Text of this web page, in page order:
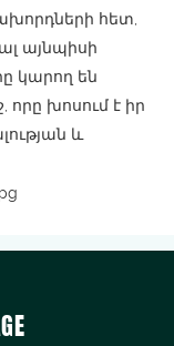
հետ,
այնպիսի
կարող են
խոսում է իր
և